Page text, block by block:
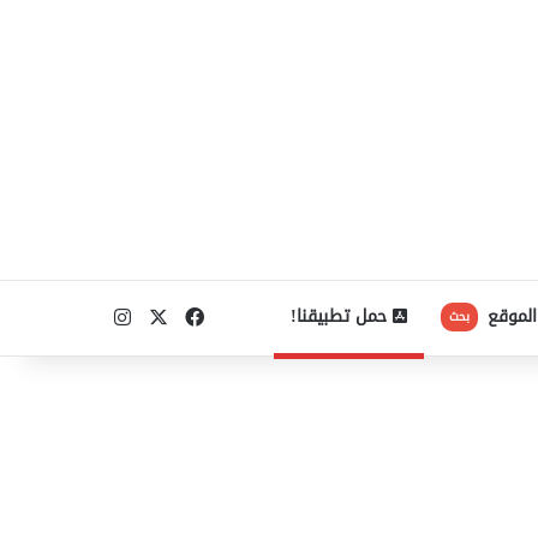
بحث حمل تطبيقنا! فيسبوكانستقرام